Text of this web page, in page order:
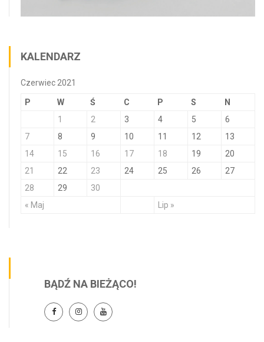
KALENDARZ
Czerwiec 2021
P W Ś C P S N
« Maj Lip »
1 2 3 4 5
6
7
8 9 10 11 12
13
14
15 16 17 18 19
20
21
22 23 24 25 26
27
28
29 30
BĄDŹ NA BIEŻĄCO!